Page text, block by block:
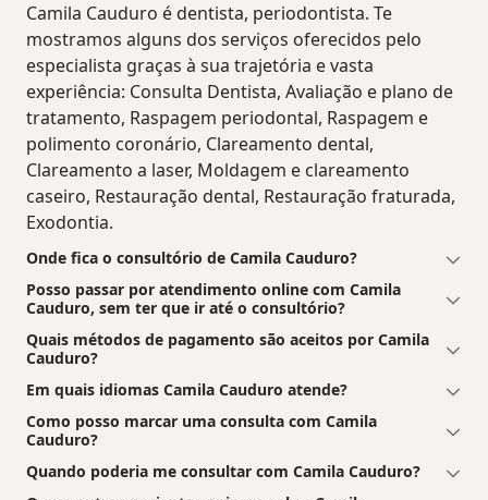
Camila Cauduro é dentista, periodontista. Te
mostramos alguns dos serviços oferecidos pelo
especialista graças à sua trajetória e vasta
experiência: Consulta Dentista, Avaliação e plano de
tratamento, Raspagem periodontal, Raspagem e
polimento coronário, Clareamento dental,
Clareamento a laser, Moldagem e clareamento
caseiro, Restauração dental, Restauração fraturada,
Exodontia.
Onde fica o consultório de Camila Cauduro?
Posso passar por atendimento online com Camila
Cauduro, sem ter que ir até o consultório?
Quais métodos de pagamento são aceitos por Camila
Cauduro?
Em quais idiomas Camila Cauduro atende?
Como posso marcar uma consulta com Camila
Cauduro?
Quando poderia me consultar com Camila Cauduro?